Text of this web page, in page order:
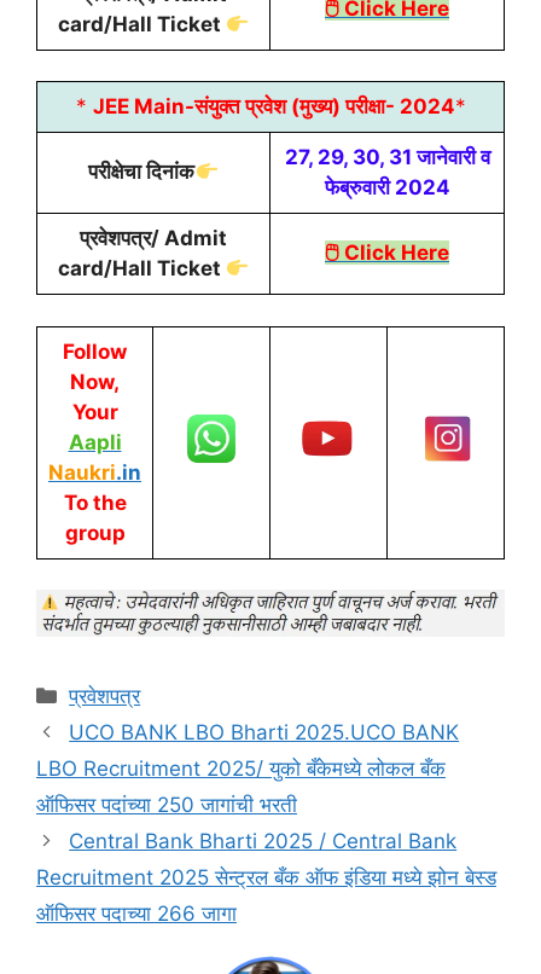
card/Hall Ticket
🖱 Click Here
* JEE Main-संयुक्त प्रवेश (मुख्य) परीक्षा- 2024*
परीक्षेचा दिनांक
27, 29, 30, 31 जानेवारी व
फेब्रुवारी 2024
प्रवेशपत्र/ Admit
card/Hall Ticket
🖱 Click Here
Follow
Now,
Your
Aapli
Naukri.in
To the
group
प्रवेशपत्र
UCO BANK LBO Bharti 2025.UCO BANK
LBO Recruitment 2025/ युको बँकेमध्ये लोकल बँक
ऑफिसर पदांच्या 250 जागांची भरती
Central Bank Bharti 2025 / Central Bank
Recruitment 2025 सेन्ट्रल बँक ऑफ इंडिया मध्ये झोन बेस्ड
ऑफिसर पदाच्या 266 जागा